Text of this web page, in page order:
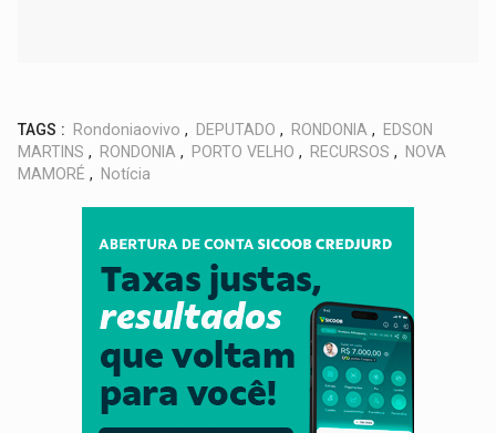
TAGS : Rondoniaovivo , DEPUTADO , RONDONIA ,
EDSON
MARTINS , RONDONIA , PORTO VELHO , RECURSOS ,
NOVA
MAMORÉ , Notícia